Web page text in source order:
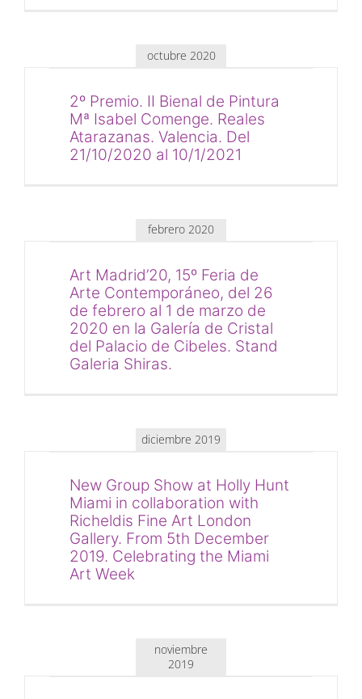
octubre 2020
2º Premio. II Bienal de Pintura
Mª Isabel Comenge. Reales
Atarazanas. Valencia. Del
21/10/2020 al 10/1/2021
febrero 2020
Art Madrid’20, 15º Feria de
Arte Contemporáneo, del 26
de febrero al 1 de marzo de
2020 en la Galería de Cristal
del Palacio de Cibeles. Stand
Galeria Shiras.
diciembre 2019
New Group Show at Holly Hunt
Miami in collaboration with
Richeldis Fine Art London
Gallery. From 5th December
2019. Celebrating the Miami
Art Week
noviembre
2019